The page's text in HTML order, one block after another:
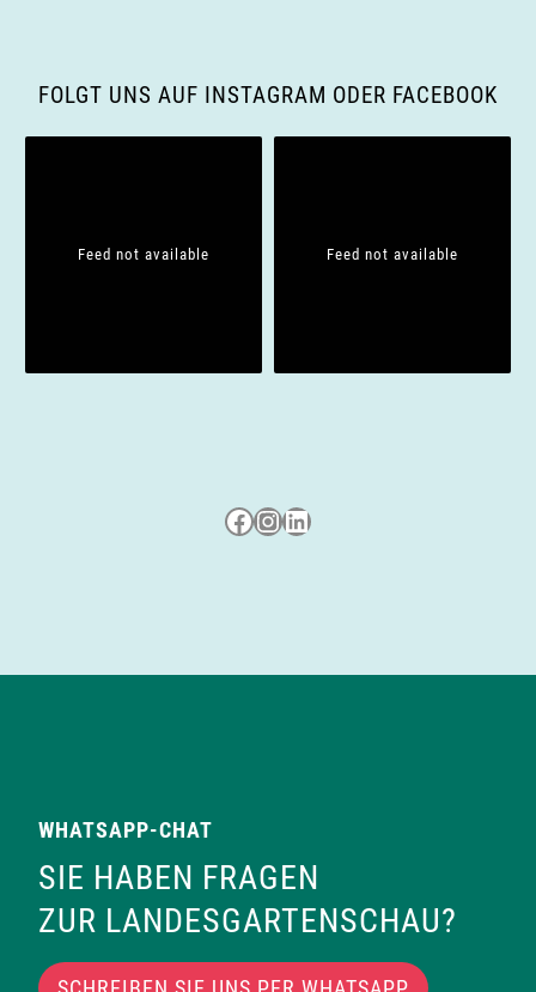
FOLGT UNS AUF INSTAGRAM ODER FACEBOOK
Feed not available Feed not available
Besuche uns auf Facebook
Besuche uns auf Instagram
LinkedIn
WHATSAPP-CHAT
SIE HABEN FRAGEN
ZUR LANDESGARTENSCHAU?